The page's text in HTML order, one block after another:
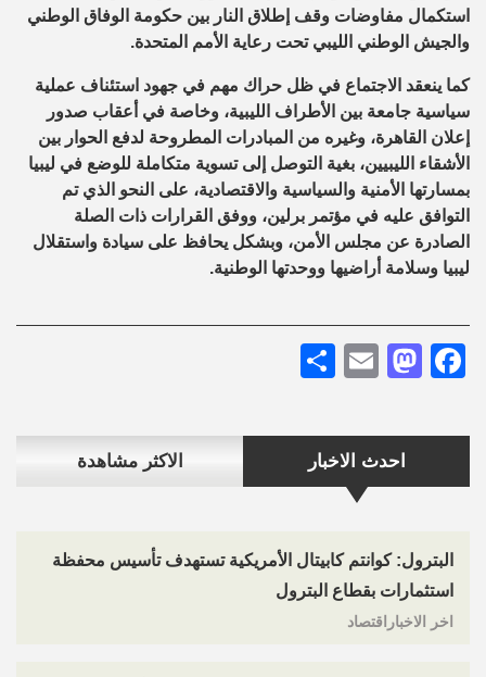
احدث الاخبار الاكثر مشاهدة
البترول: كوانتم كابيتال الأمريكية تستهدف تأسيس محفظة
استثمارات بقطاع البترول
اخر الاخباراقتصاد
استكمال مفاوضات وقف إطلاق النار بين حكومة الوفاق الوطني
والجيش الوطني الليبي تحت رعاية الأمم المتحدة.
كما ينعقد الاجتماع في ظل حراك مهم في جهود استئناف عملية
سياسية جامعة بين الأطراف الليبية، وخاصة في أعقاب صدور
إعلان القاهرة، وغيره من المبادرات المطروحة لدفع الحوار بين
الأشقاء الليبيين، بغية التوصل إلى تسوية متكاملة للوضع في ليبيا
بمسارتها الأمنية والسياسية والاقتصادية، على النحو الذي تم
التوافق عليه في مؤتمر برلين، ووفق القرارات ذات الصلة
الصادرة عن مجلس الأمن، وبشكل يحافظ على سيادة واستقلال
ليبيا وسلامة أراضيها ووحدتها الوطنية.
Facebook
Mastodon
Email